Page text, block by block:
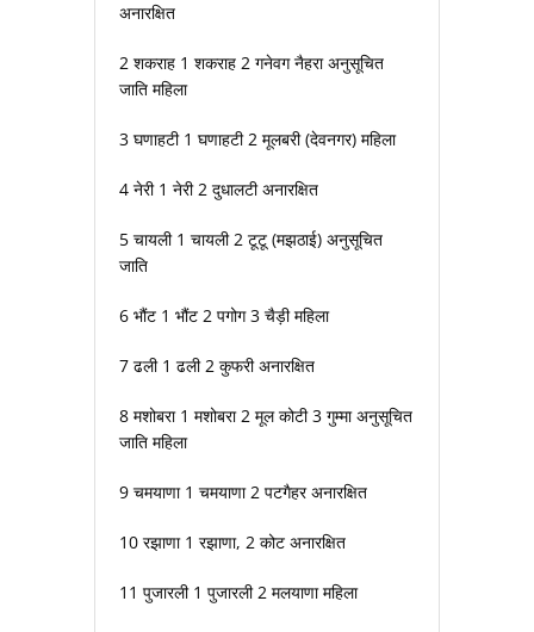
अनारक्षित
2 शकराह 1 शकराह 2 गनेवग नैहरा अनुसूचित
जाति महिला
3 घणाहटी 1 घणाहटी 2 मूलबरी (देवनगर) महिला
4 नेरी 1 नेरी 2 दुधालटी अनारक्षित
5 चायली 1 चायली 2 टूटू (मझठाई) अनुसूचित
जाति
6 भौंट 1 भौंट 2 पगोग 3 चैड़ी महिला
7 ढली 1 ढली 2 कुफरी अनारक्षित
8 मशोबरा 1 मशोबरा 2 मूल कोटी 3 गुम्मा अनुसूचित
जाति महिला
9 चमयाणा 1 चमयाणा 2 पटगैहर अनारक्षित
10 रझाणा 1 रझाणा, 2 कोट अनारक्षित
11 पुजारली 1 पुजारली 2 मलयाणा महिला